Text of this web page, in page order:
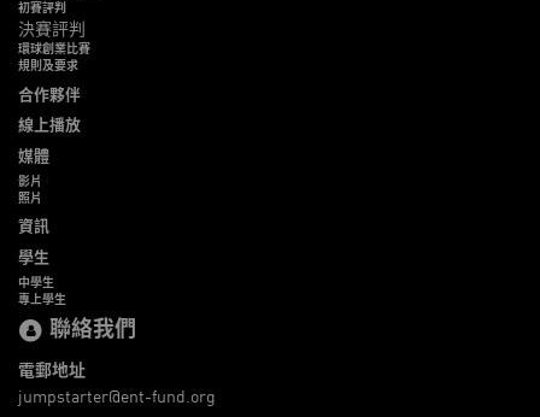
初賽評判
決賽評判
環球創業比賽
規則及要求
合作夥伴
線上播放
媒體
影片
照片
資訊
學生
中學生
專上學生
聯絡我們
電郵地址
jumpstarter@ent-fund.org